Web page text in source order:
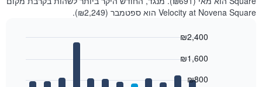
Velocity at Novena Square הוא ספטמבר (₪2,249).
₪800
₪1,600
₪2,400